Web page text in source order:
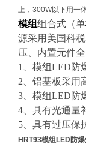
上，300W以下用一
模组组合式（单
源采用美国科
压、内置元件
1、模组LED防
2、铝基板采用
3、 模组LED防
4、具有光通量
5、具有过压保
HRT93模组LED防